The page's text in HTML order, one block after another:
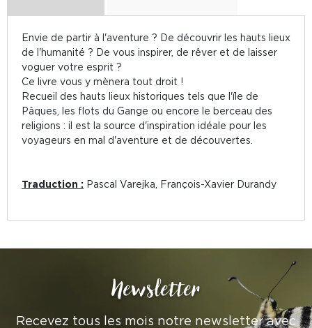
Envie de partir à l'aventure ? De découvrir les hauts lieux
de l'humanité ? De vous inspirer, de rêver et de laisser
voguer votre esprit ?
Ce livre vous y mènera tout droit !
Recueil des hauts lieux historiques tels que l'île de
Pâques, les flots du Gange ou encore le berceau des
religions : il est la source d'inspiration idéale pour les
voyageurs en mal d'aventure et de découvertes.
Traduction : Pascal Varejka, François-Xavier Durandy
Newsletter
Recevez tous les mois notre newsletter avec